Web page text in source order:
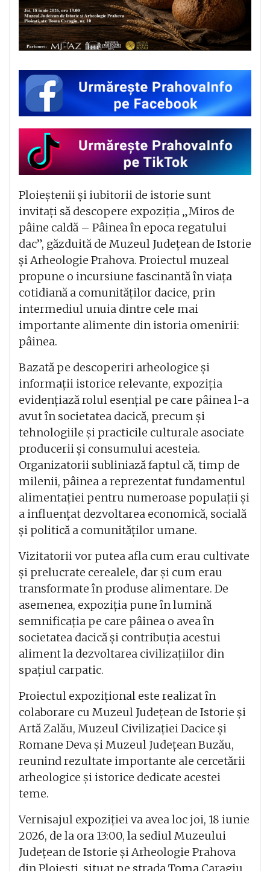
Ploieștenii și iubitorii de istorie sunt
invitați să descopere expoziția „Miros de
pâine caldă – Pâinea în epoca regatului
dac”, găzduită de Muzeul Județean de Istorie
și Arheologie Prahova. Proiectul muzeal
propune o incursiune fascinantă în viața
cotidiană a comunităților dacice, prin
intermediul unuia dintre cele mai
importante alimente din istoria omenirii:
pâinea.
Bazată pe descoperiri arheologice și
informații istorice relevante, expoziția
evidențiază rolul esențial pe care pâinea l-a
avut în societatea dacică, precum și
tehnologiile și practicile culturale asociate
producerii și consumului acesteia.
Organizatorii subliniază faptul că, timp de
milenii, pâinea a reprezentat fundamentul
alimentației pentru numeroase populații și
a influențat dezvoltarea economică, socială
și politică a comunităților umane.
Vizitatorii vor putea afla cum erau cultivate
și prelucrate cerealele, dar și cum erau
transformate în produse alimentare. De
asemenea, expoziția pune în lumină
semnificația pe care pâinea o avea în
societatea dacică și contribuția acestui
aliment la dezvoltarea civilizațiilor din
spațiul carpatic.
Proiectul expozițional este realizat în
colaborare cu Muzeul Județean de Istorie și
Artă Zalău, Muzeul Civilizației Dacice și
Romane Deva și Muzeul Județean Buzău,
reunind rezultate importante ale cercetării
arheologice și istorice dedicate acestei
teme.
Vernisajul expoziției va avea loc joi, 18 iunie
2026, de la ora 13:00, la sediul Muzeului
Județean de Istorie și Arheologie Prahova